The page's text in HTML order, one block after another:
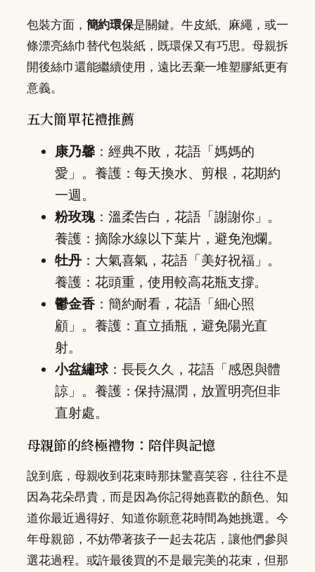
包裝方面， 簡約環保是關鍵。牛皮紙、麻繩，或一
條漂亮絲巾替代包裝紙，既環保又有巧思。母親拆
開後絲巾還能繼續使用，遠比丟棄一堆塑膠紙更有
意義。
五大簡單花禮推薦
康乃馨：經典不敗，花語「媽媽的
愛」。養護：每天換水、剪根，花期約
一週。
粉玫瑰：溫柔告白，花語「謝謝你」。
養護：摘除水線以下葉片，避免泡爛。
牡丹：大氣喜氣，花語「美好祝福」。
養護：花頭重，使用較高花瓶支撐。
鬱金香：簡約耐看，花語「細心照
顧」。養護：直立插瓶，避免陽光直
射。
小盆繡球：長長久久，花語「感恩與體
諒」。養護：保持濕潤，放置明亮但非
直射處。
母親節的終極禮物：陪伴與記憶
說到底，母親收到花束時那抹驚喜笑容，往往不是
因為花朵昂貴，而是因為你記得她喜歡的顏色、知
道你最近過得好、知道你願意花時間為她挑選。今
年母親節，不妨帶著孩子一起去花店，讓他們參與
選花過程。或許最後買的不是最完美的花束，但那